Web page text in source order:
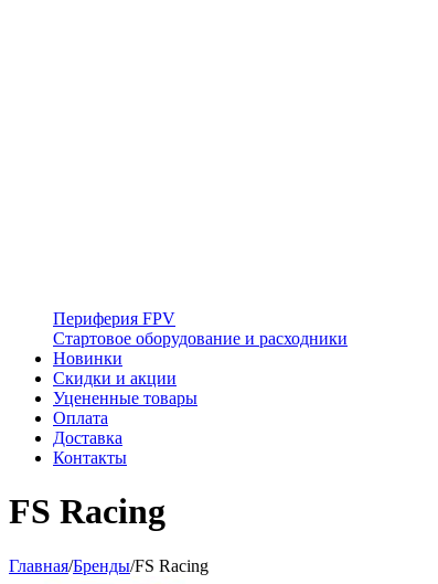
Периферия FPV
Стартовое оборудование и расходники
Новинки
Скидки и акции
Уцененные товары
Оплата
Доставка
Контакты
FS Racing
Главная/Бренды/FS Racing